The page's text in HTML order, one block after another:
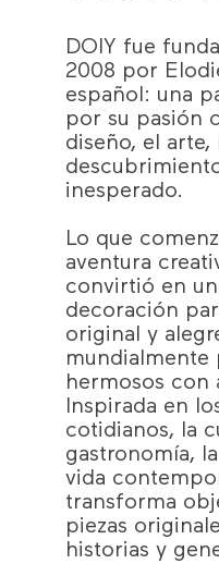
DOIY fue
2008 por
español: una
por su pasión
diseño, el arte,
inesperado.
Lo que
aventura
convirtió en
decoración
original y
mundialmente
hermosos con
Inspirada en
cotidianos, la
gastronomía,
vida
transforma
piezas
historias y